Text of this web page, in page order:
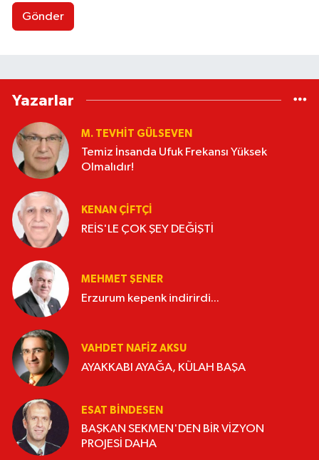
Gönder
Yazarlar
M. TEVHIT GÜLSEVEN
Temiz İnsanda Ufuk Frekansı Yüksek
Olmalıdır!
KENAN ÇİFTÇİ
REİS'LE ÇOK ŞEY DEĞİŞTİ
MEHMET ŞENER
Erzurum kepenk indirirdi...
VAHDET NAFIZ AKSU
AYAKKABI AYAĞA, KÜLAH BAŞA
ESAT BİNDESEN
BAŞKAN SEKMEN'DEN BİR VİZYON
PROJESİ DAHA